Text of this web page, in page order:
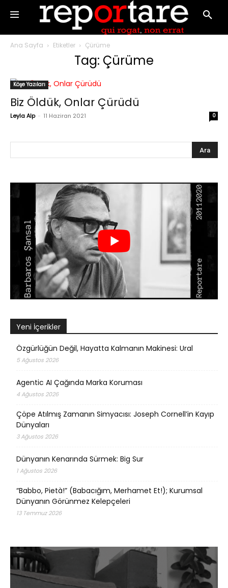
Ana Sayfa Etiketler Çürüme
Tag: Çürüme
Köşe Yazıları
Biz Öldük, Onlar Çürüdü
Leyla Alp - 11 Haziran 2021 0
Yeni İçerikler
Özgürlüğün Değil, Hayatta Kalmanın Makinesi: Ural
5 Ağustos 2026
Agentic AI Çağında Marka Koruması
4 Ağustos 2026
Çöpe Atılmış Zamanın Simyacısı: Joseph Cornell’in Kayıp
Dünyaları
3 Ağustos 2026
Dünyanın Kenarında Sürmek: Big Sur
1 Ağustos 2026
“Babbo, Pietà!” (Babacığım, Merhamet Et!); Kurumsal
Dünyanın Görünmez Kelepçeleri
13 Temmuz 2026